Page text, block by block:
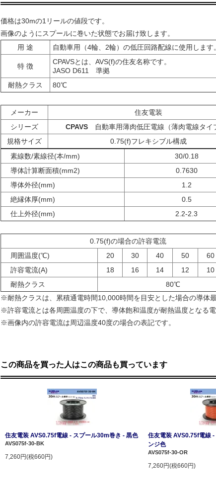
価格は30mの1リールの値段です。
画像のようにスプールに巻いた状態でお届け致します。
用 途
自動車用（4輪、2輪）の低圧回路配線に使用します。
特 徴
CPAVSとは、AVS(f)の住友名称です。
JASO D611 準拠
耐熱クラス
80℃
メーカー
住友電装
シリーズ
CPAVS 自動車用薄肉低圧電線（薄肉電線タイ
規格サイズ
0.75(f)フレキシブル構成
素線数/素線径(本/mm)
30/0.18
導体計算断面積(mm2)
0.7630
導体外径(mm)
1.2
絶縁体厚(mm)
0.5
仕上外径(mm)
2.2-2.3
0.75(f)の場合の許容電流
周囲温度(℃)
20 30 40 50 60
許容電流(A)
18 16 14 12 10
耐熱クラス
80℃
※耐熱クラスは、累積通電時間10,000時間を目安とした場合の導体最
※許容電流とは各周囲温度の下で、導体飽和温度が耐熱温度となる電
※画像内の許容電流は周辺温度40度の場合の表記です。
この商品を買った人はこの商品も買っています
住友電装 AVS0.75f電線 - スプール30m巻き - 黒色
AVS075f-30-BK
7,260円(税660円)
住友電装 AVS0.75f電線
ンジ色
AVS075f-30-OR
7,260円(税660円)